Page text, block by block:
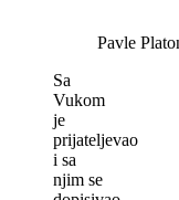
Pavle
Sa
Vukom
je
prijatelјevao
i sa
njim se